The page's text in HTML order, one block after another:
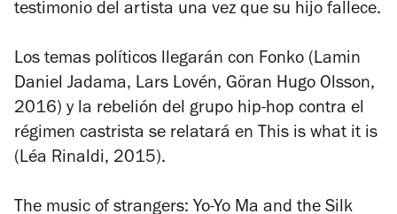
testimonio del artista una vez que su hijo fallece.
Los temas políticos llegarán con Fonko (Lamin
Daniel Jadama, Lars Lovén, Göran Hugo Olsson,
2016) y la rebelión del grupo hip-hop contra el
régimen castrista se relatará en This is what it is
(Léa Rinaldi, 2015).
The music of strangers: Yo-Yo Ma and the Silk